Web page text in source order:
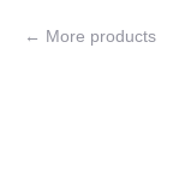
More products